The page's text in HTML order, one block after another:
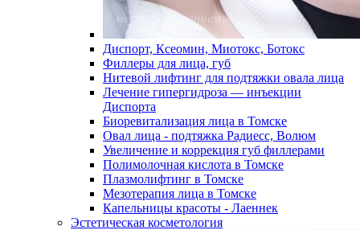
Диспорт, Ксеомин, Миотокс, Ботокс
Филлеры для лица, губ
Нитевой лифтинг для подтяжки овала лица
Лечение гипергидроза — инъекции
Диспорта
Биоревитализация лица в Томске
Овал лица - подтяжка Радиесс, Волюм
Увеличение и коррекция губ филлерами
Полимолочная кислота в Томске
Плазмолифтинг в Томске
Мезотерапия лица в Томске
Капельницы красоты - Лаеннек
Эстетическая косметология